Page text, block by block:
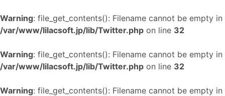
Warning: file_get_contents(): Filename cannot be empty in
/var/www/lilacsoft.jp/lib/Twitter.php on line 32
Warning: file_get_contents(): Filename cannot be empty in
/var/www/lilacsoft.jp/lib/Twitter.php on line 32
Warning: file_get_contents(): Filename cannot be empty in